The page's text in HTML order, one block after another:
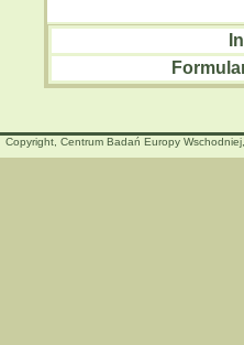
Copyright, Centrum Badań Europy